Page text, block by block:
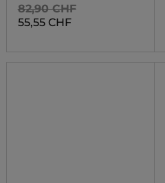
82,90 CHF
55,55 CHF